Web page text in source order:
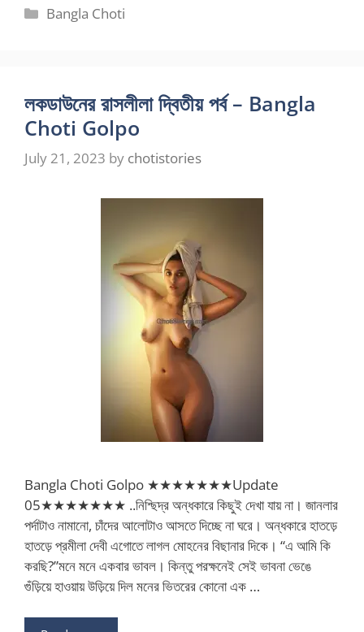
Categories
Bangla Choti
লকডাউনের রাসলীলা দ্বিতীয় পর্ব – Bangla
Choti Golpo
July 21, 2023 by chotistories
Bangla Choti Golpo ★★★★★★★Update
05★★★★★★★ ..নিশ্ছিদ্র অন্ধকারে কিছুই দেখা যায় না। জানলার
পর্দাটাও নামানো, চাঁদের আলোটাও আসতে দিচ্ছে না ঘরে। অন্ধকারে হাতড়ে
হাতড়ে প্রমীলা দেবী এগোতে লাগল মোহনের বিছানার দিকে। “এ আমি কি
করছি?”মনে মনে একবার ভাবল। কিন্তু পরক্ষনেই সেই ভাবনা ভেঙে
গুঁড়িয়ে হাওয়ায় উড়িয়ে দিল মনের ভিতরের কোনো এক …